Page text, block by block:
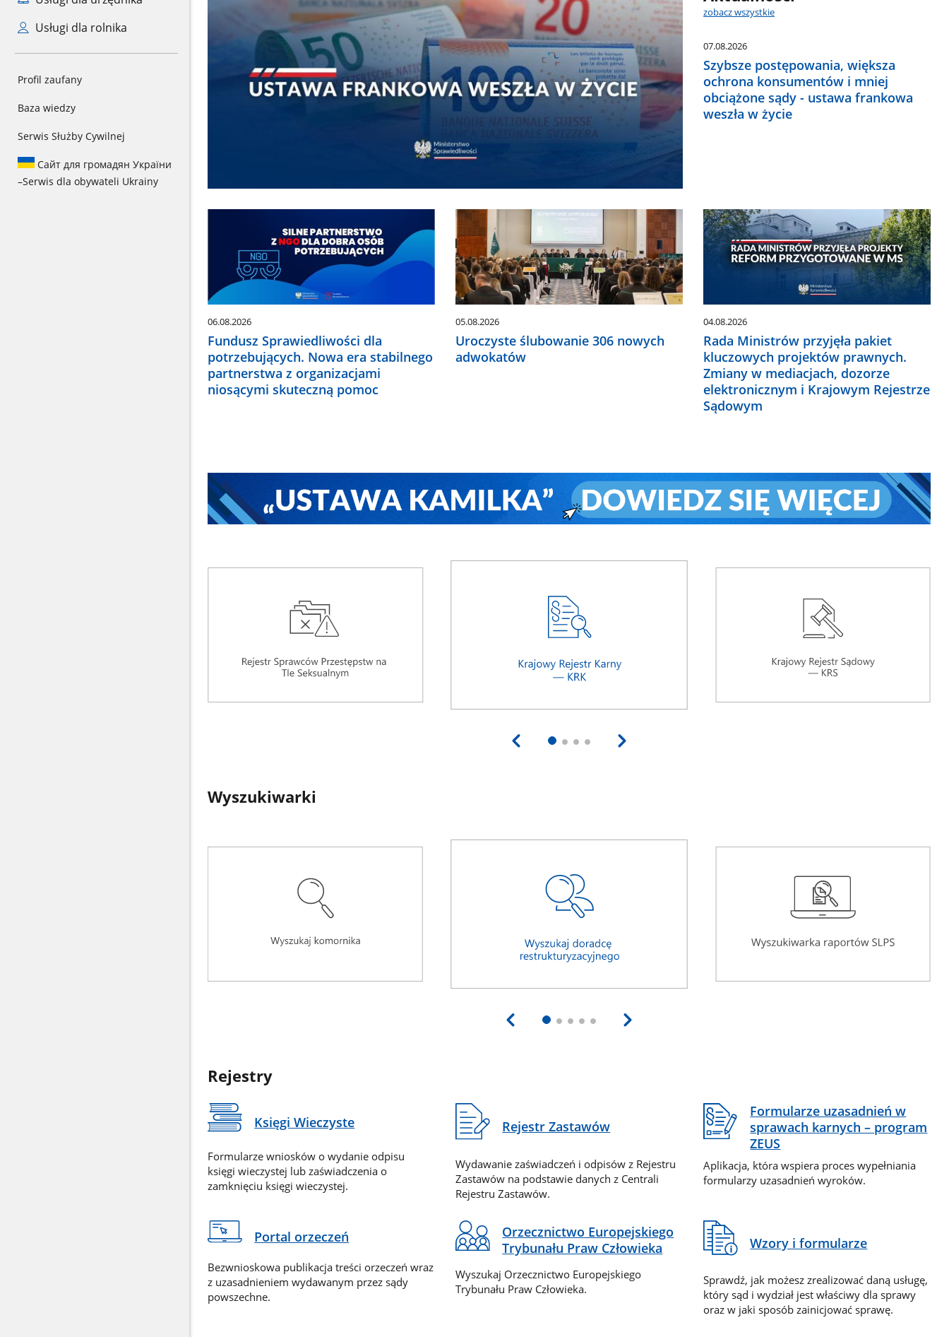
Usługi dla rolnika
Profil zaufany
Baza wiedzy
Serwis Służby Cywilnej
Сайт для громадян України
–Serwis dla obywateli Ukrainy
zobacz wszystkie
07.08.2026
Szybsze postępowania, większa
ochrona konsumentów i mniej
obciążone sądy - ustawa frankowa
weszła w życie
06.08.2026
Fundusz Sprawiedliwości dla
potrzebujących. Nowa era stabilnego
partnerstwa z organizacjami
niosącymi skuteczną pomoc
05.08.2026
Uroczyste ślubowanie 306 nowych
adwokatów
04.08.2026
Rada Ministrów przyjęła pakiet
kluczowych projektów prawnych.
Zmiany w mediacjach, dozorze
elektronicznym i Krajowym Rejestrze
Sądowym
Wyszukiwarki
Rejestry
Księgi Wieczyste
Formularze wniosków o wydanie odpisu
księgi wieczystej lub zaświadczenia o
zamknięciu księgi wieczystej.
Rejestr Zastawów
Wydawanie zaświadczeń i odpisów z Rejestru
Zastawów na podstawie danych z Centrali
Rejestru Zastawów.
Formularze uzasadnień w
sprawach karnych – program
ZEUS
Aplikacja, która wspiera proces wypełniania
formularzy uzasadnień wyroków.
Portal orzeczeń
Bezwnioskowa publikacja treści orzeczeń wraz
z uzasadnieniem wydawanym przez sądy
powszechne.
Orzecznictwo Europejskiego
Trybunału Praw Człowieka
Wyszukaj Orzecznictwo Europejskiego
Trybunału Praw Człowieka.
Wzory i formularze
Sprawdź, jak możesz zrealizować daną usługę,
który sąd i wydział jest właściwy dla sprawy
oraz w jaki sposób zainicjować sprawę.